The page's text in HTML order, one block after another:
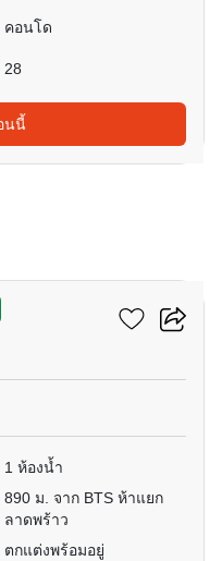
คอนโด
28
นนี้
1 ห้องน้ำ
890 ม. จาก BTS ห้าแยก
ลาดพร้าว
ตกแต่งพร้อมอยู่